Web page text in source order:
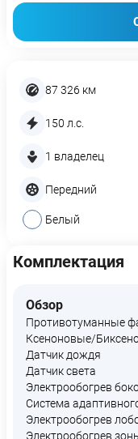
87 326 км
150 л.с.
1 владелец
Передний
Белый
Комплектация
Обзор
Противотуманные
Ксеноновые/
Датчик дождя
Датчик света
Электрообогрев
Система
Электрообогрев
Электрообогрев